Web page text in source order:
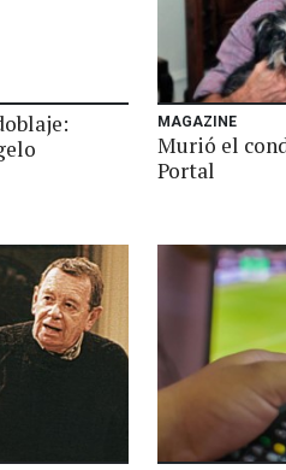
MAGAZINE
Murió el
Portal